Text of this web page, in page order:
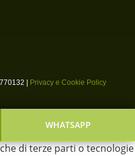
| Privacy e Cookie Policy
WHATSAPP
di terze parti o tecnologie